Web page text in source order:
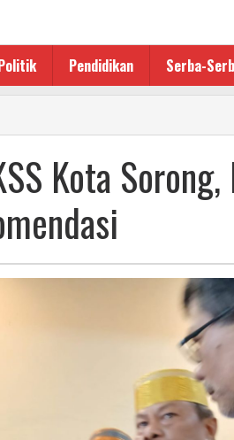
Pendidikan Serba-
Kota